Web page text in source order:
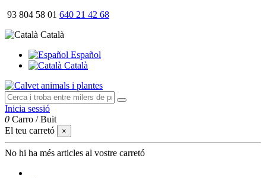
93 804 58 01 640 21 42 68
Català
Español
Català
Inicia sessió
0 Carro /Buit
El teu carretó
×
No hi ha més articles al vostre carretó